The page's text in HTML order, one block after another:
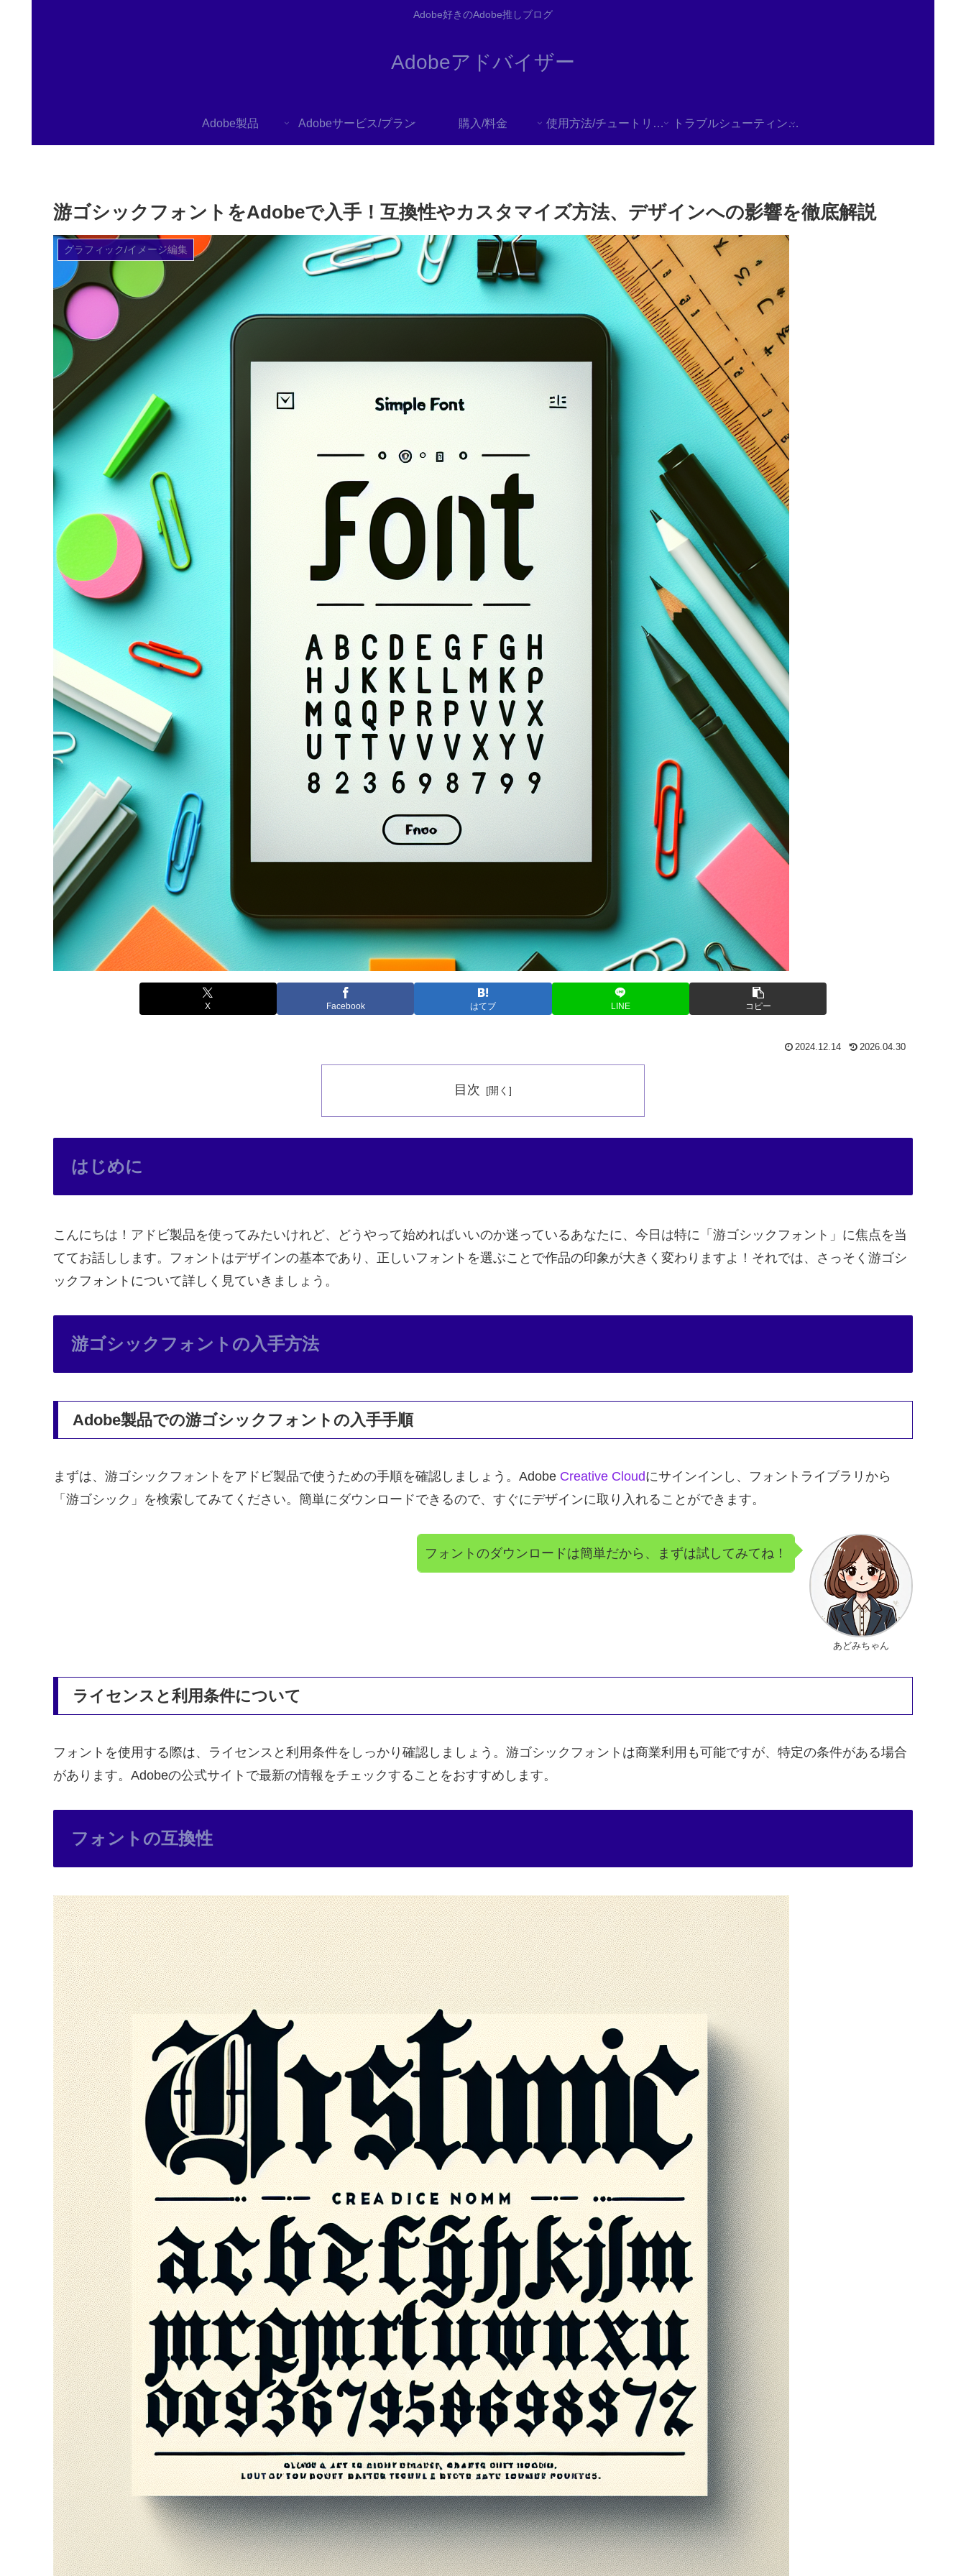
Adobe好きのAdobe推しブログ
Adobeアドバイザー
Adobe製品 Adobeサービス/プラン 購入/料金 使用方法/チュートリアル トラブルシューティング/FAQ
游ゴシックフォントをAdobeで入手！互換性やカスタマイズ方法、デザインへの影響を徹底解説
グラフィック/イメージ編集
X Facebook はてブ LINE コピー
2024.12.14 2026.04.30
目次
はじめに
こんにちは！アドビ製品を使ってみたいけれど、どうやって始めればいいのか迷っているあなたに、今日は特に「游ゴシックフォント」に焦点を当
ててお話しします。フォントはデザインの基本であり、正しいフォントを選ぶことで作品の印象が大きく変わりますよ！それでは、さっそく游ゴシ
ックフォントについて詳しく見ていきましょう。
游ゴシックフォントの入手方法
Adobe製品での游ゴシックフォントの入手手順
まずは、游ゴシックフォントをアドビ製品で使うための手順を確認しましょう。Adobe Creative Cloudにサインインし、フォントライブラリから
「游ゴシック」を検索してみてください。簡単にダウンロードできるので、すぐにデザインに取り入れることができます。
あどみちゃん
フォントのダウンロードは簡単だから、まずは試してみてね！
ライセンスと利用条件について
フォントを使用する際は、ライセンスと利用条件をしっかり確認しましょう。游ゴシックフォントは商業利用も可能ですが、特定の条件がある場合
があります。Adobeの公式サイトで最新の情報をチェックすることをおすすめします。
フォントの互換性